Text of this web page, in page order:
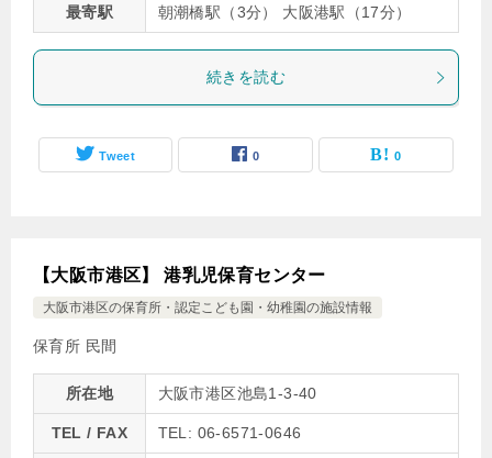
最寄駅 朝潮橋駅（3分） 大阪港駅（17分）
続きを読む
Tweet 0 0
【大阪市港区】 港乳児保育センター
大阪市港区の保育所・認定こども園・幼稚園の施設情報
保育所 民間
所在地 大阪市港区池島1-3-40
TEL / FAX TEL: 06-6571-0646